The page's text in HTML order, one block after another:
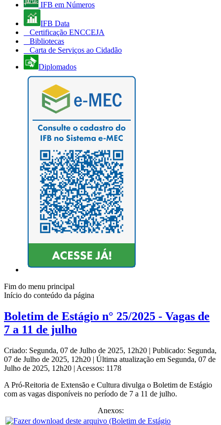
IFB em Números
IFB Data
Certificação ENCCEJA
Bibliotecas
Carta de Serviços ao Cidadão
Diplomados
Fim do menu principal
Início do conteúdo da página
Boletim de Estágio n° 25/2025 - Vagas de
7 a 11 de julho
Criado: Segunda, 07 de Julho de 2025, 12h20 | Publicado: Segunda,
07 de Julho de 2025, 12h20 | Última atualização em Segunda, 07 de
Julho de 2025, 12h20 | Acessos: 1178
A Pró-Reitoria de Extensão e Cultura divulga o Boletim de Estágio
com as vagas disponíveis no período de 7 a 11 de julho.
Anexos: